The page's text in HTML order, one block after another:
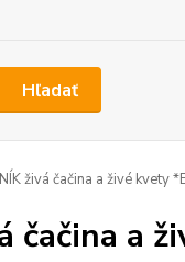
Hľadať
živá čačina a živé kvety
čačina a